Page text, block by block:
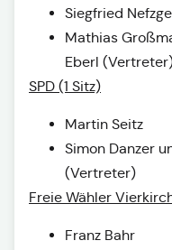
Siegfried
Mathias
Eberl
SPD (1 Sitz)
Martin Seitz
Simon Danzer
(Vertreter)
Freie Wähler
Franz Bahr